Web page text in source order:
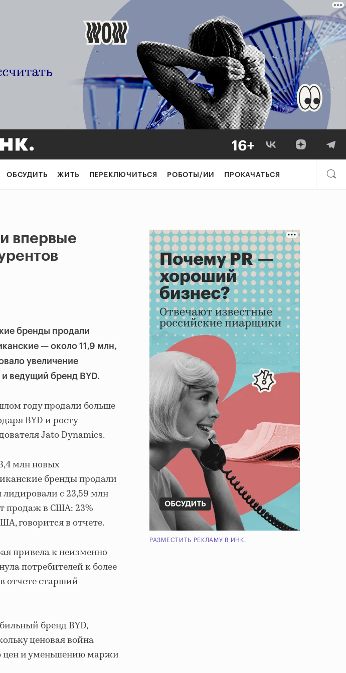
ОБСУДИТЬ ЖИТЬ ПЕРЕКЛЮЧИТЬСЯ РОБОТЫ/ИИ ПРОКАЧАТЬСЯ
впервые
бренды продали
— около 11,9 млн,
увеличение
ведущий бренд BYD.
году продали больше
BYD и росту
Jato Dynamics.
млн новых
бренды продали
лидировали с 23,59 млн
продаж в США: 23%
говорится в отчете.
привела к неизменно
потребителей к более
отчете старший
бренд BYD,
ценовая война
цен и уменьшению маржи
РАЗМЕСТИТЬ РЕКЛАМУ В ИНК.